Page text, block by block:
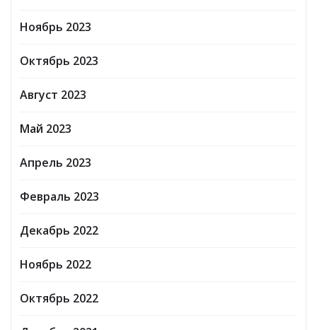
Ноябрь 2023
Октябрь 2023
Август 2023
Май 2023
Апрель 2023
Февраль 2023
Декабрь 2022
Ноябрь 2022
Октябрь 2022